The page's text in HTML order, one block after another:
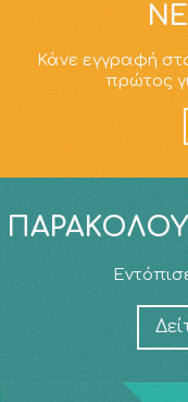
Κάνε εγγραφή
πρώτος